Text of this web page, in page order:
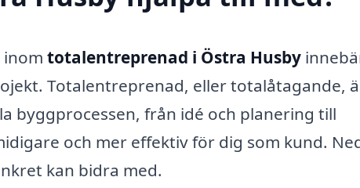
totalentreprenad i Östra Husby
Totalentreprenad, eller totalåtagande,
byggprocessen, från idé och planering till
och mer effektiv för dig som kund.
kan bidra med.